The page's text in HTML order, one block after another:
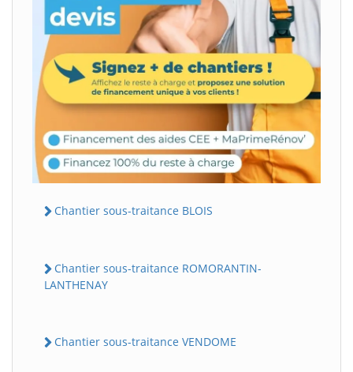
Chantier sous-traitance BLOIS
Chantier sous-traitance ROMORANTIN-
LANTHENAY
Chantier sous-traitance VENDOME